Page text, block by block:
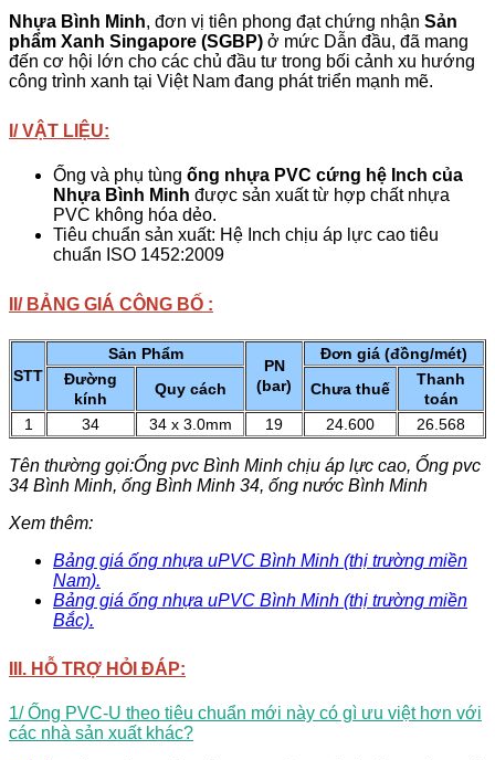
Nhựa Bình Minh, đơn vị tiên phong đạt chứng nhận Sản
phẩm Xanh Singapore (SGBP) ở mức Dẫn đầu, đã mang
đến cơ hội lớn cho các chủ đầu tư trong bối cảnh xu hướng
công trình xanh tại Việt Nam đang phát triển mạnh mẽ.
I/ VẬT LIỆU:
Ống và phụ tùng ống nhựa PVC cứng hệ Inch của
Nhựa Bình Minh được sản xuất từ hợp chất nhựa
PVC không hóa dẻo.
Tiêu chuẩn sản xuất: Hệ Inch chịu áp lực cao tiêu
chuẩn ISO 1452:2009
II/ BẢNG GIÁ CÔNG BỐ :
STT
Sản Phẩm
PN
(bar)
Đơn giá (đồng/mét)
Đường
kính
Quy cách Chưa thuế
Thanh
toán
1
34 34 x 3.0mm 19 24.600 26.568
Tên thường gọi:Ống pvc Bình Minh chịu áp lực cao, Ống pvc
34 Bình Minh, ống Bình Minh 34, ống nước Bình Minh
Xem thêm:
Bảng giá ống nhựa uPVC Bình Minh (thị trường miền
Nam).
Bảng giá ống nhựa uPVC Bình Minh (thị trường miền
Bắc).
III. HỖ TRỢ HỎI ĐÁP:
1/ Ống PVC-U theo tiêu chuẩn mới này có gì ưu việt hơn với
các nhà sản xuất khác?